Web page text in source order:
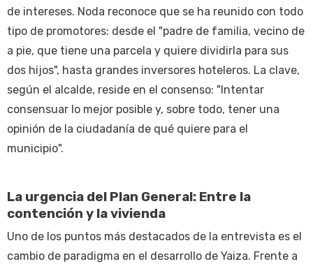
de intereses. Noda reconoce que se ha reunido con todo
tipo de promotores: desde el "padre de familia, vecino de
a pie, que tiene una parcela y quiere dividirla para sus
dos hijos", hasta grandes inversores hoteleros. La clave,
según el alcalde, reside en el consenso: "Intentar
consensuar lo mejor posible y, sobre todo, tener una
opinión de la ciudadanía de qué quiere para el
municipio".
La urgencia del Plan General: Entre la
contención y la vivienda
Uno de los puntos más destacados de la entrevista es el
cambio de paradigma en el desarrollo de Yaiza. Frente a